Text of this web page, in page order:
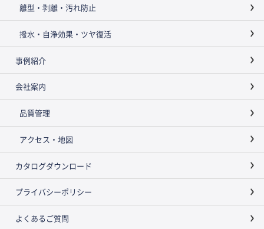
離型・剥離・汚れ防止
撥水・自浄効果・ツヤ復活
事例紹介
会社案内
品質管理
アクセス・地図
カタログダウンロード
プライバシーポリシー
よくあるご質問